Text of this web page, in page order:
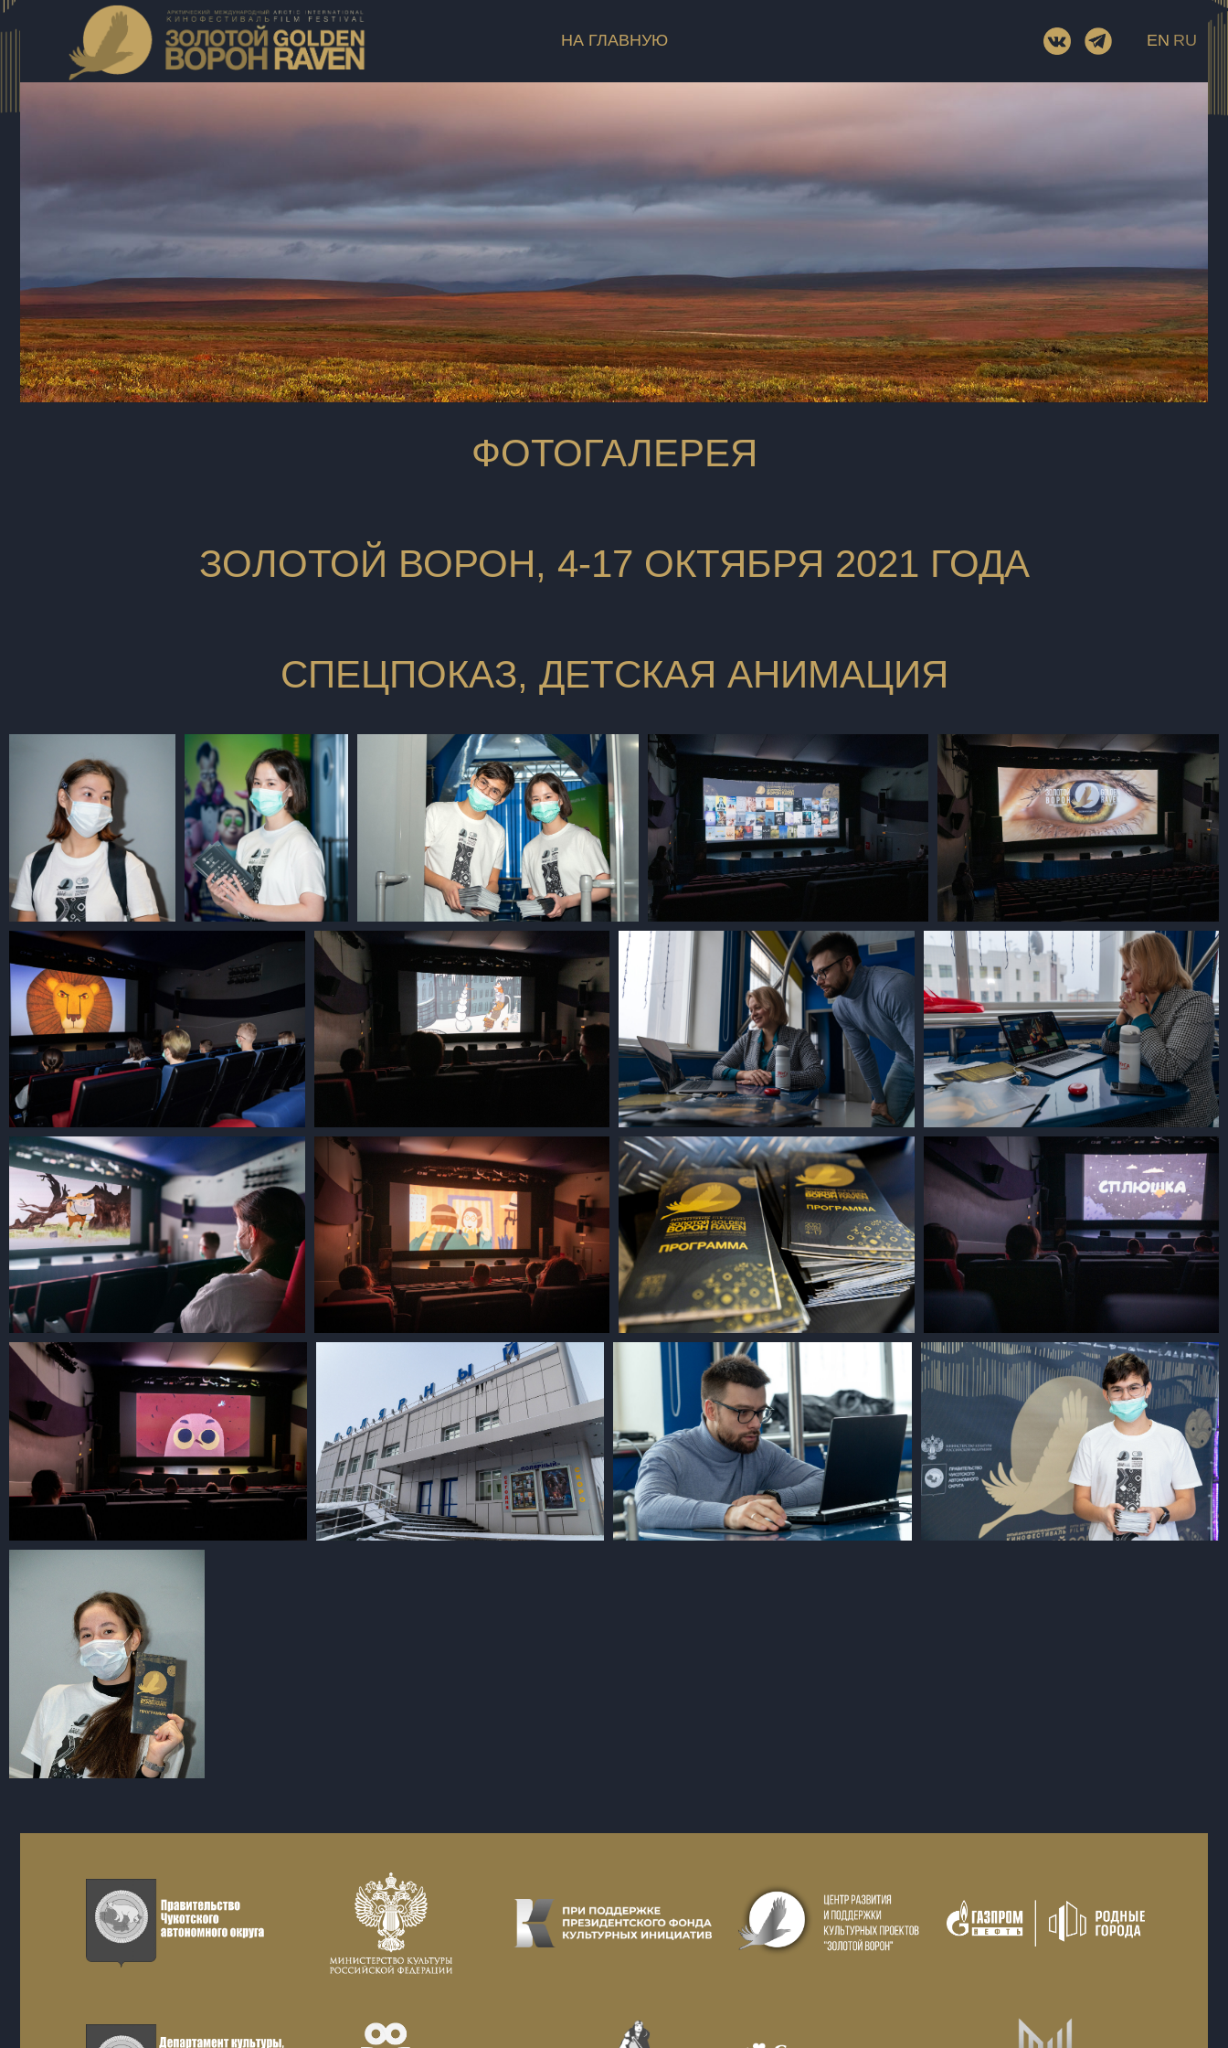
НА ГЛАВНУЮ EN RU
ФОТОГАЛЕРЕЯ
ЗОЛОТОЙ ВОРОН, 4-17 ОКТЯБРЯ 2021 ГОДА
СПЕЦПОКАЗ, ДЕТСКАЯ АНИМАЦИЯ